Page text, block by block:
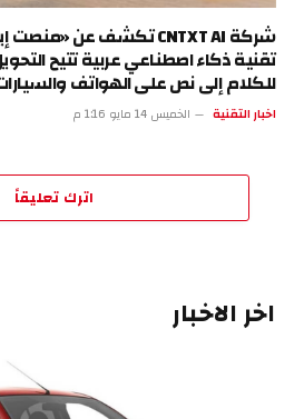
تقنية ذكاء اصطناعي عربية تتيح
للكلام إلى نص على الهواتف
اخبار التقنية الخميس 14 مايو 1:16 م
اترك تعليقاً
اخر الاخبار